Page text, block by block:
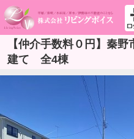
【仲介手数料０円】秦
建て 全4棟